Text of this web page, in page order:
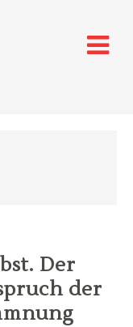
Der
der